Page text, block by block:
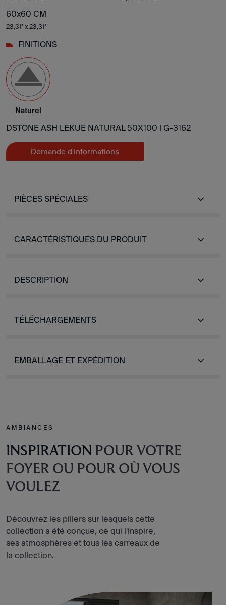
60x60 CM
23,31' x 23,31'
FINITIONS
Naturel
DSTONE ASH LEKUE NATURAL 50X100 | G-3162
Demande d'informations
PIÈCES SPÉCIALES
CARACTÉRISTIQUES DU PRODUIT
DESCRIPTION
TÉLÉCHARGEMENTS
EMBALLAGE ET EXPÉDITION
AMBIANCES
INSPIRATION POUR VOTRE
FOYER OU POUR OÙ VOUS
VOULEZ
Découvrez les piliers sur lesquels cette
collection a été conçue, ce qui l'inspire,
ses atmosphères et tous les carreaux de
la collection.